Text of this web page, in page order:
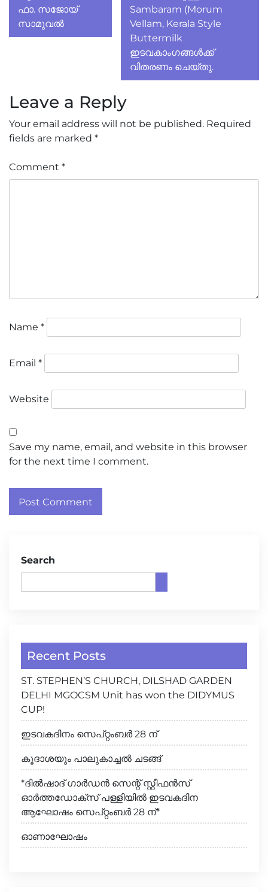
ഫാ. സജോയ്
സാമുവൽ
Sambaram (Morum
Vellam, Kerala Style
Buttermilk
ഇടവകാംഗങ്ങൾക്ക്
വിതരണം ചെയ്തു.
Leave a Reply
Your email address will not be published. Required
fields are marked *
Comment *
Name *
Email *
Website
Save my name, email, and website in this browser
for the next time I comment.
Search
Recent Posts
ST. STEPHEN’S CHURCH, DILSHAD GARDEN
DELHI MGOCSM Unit has won the DIDYMUS
CUP!
ഇടവകദിനം സെപ്റ്റംബർ 28 ന്
കൂദാശയും പാലുകാച്ചൽ ചടങ്ങ്
*ദിൽഷാദ് ഗാർഡൻ സെന്റ് സ്റ്റീഫൻസ്
ഓർത്തഡോക്സ് പള്ളിയിൽ ഇടവകദിന
ആഘോഷം സെപ്റ്റംബർ 28 ന്*
ഓണാഘോഷം